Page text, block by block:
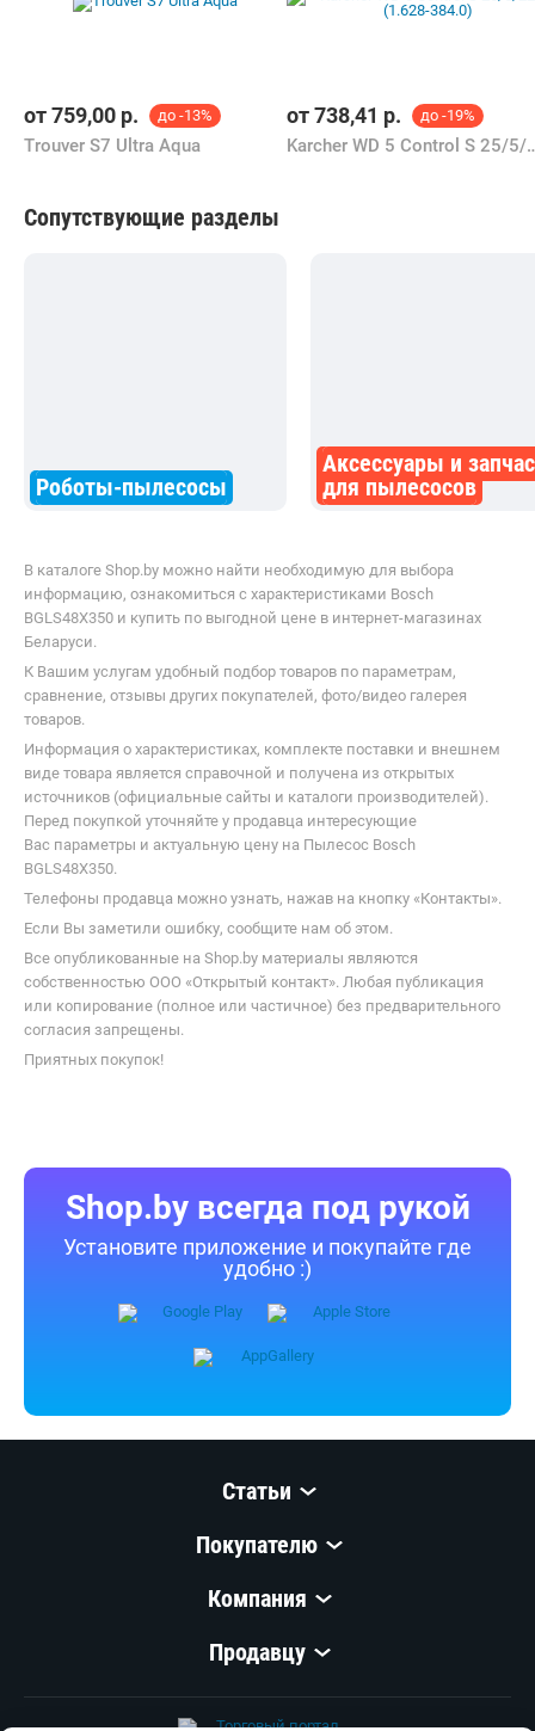
от759,00 р. до -13%
Trouver S7 Ultra Aqua
от738,41 р. до -19%
Karcher WD 5
Сопутствующие разделы
Роботы-пылесосы
Аксессуары и
для пылесосов
В каталоге Shop.by можно найти необходимую для выбора
информацию, ознакомиться с характеристиками Bosch
BGLS48X350 и купить по выгодной цене в интернет-магазинах
Беларуси.
К Вашим услугам удобный подбор товаров по параметрам,
сравнение, отзывы других покупателей, фото/видео галерея
товаров.
Информация о характеристиках, комплекте поставки и внешнем
виде товара является справочной и получена из открытых
источников (официальные сайты и каталоги производителей).
Перед покупкой уточняйте у продавца интересующие
Вас параметры и актуальную цену на Пылесос Bosch
BGLS48X350.
Телефоны продавца можно узнать, нажав на кнопку «Контакты».
Если Вы заметили ошибку, сообщите нам об этом.
Все опубликованные на Shop.by материалы являются
собственностью ООО «Открытый контакт». Любая публикация
или копирование (полное или частичное) без предварительного
согласия запрещены.
Приятных покупок!
Shop.by всегда под рукой
Установите приложение и покупайте где
удобно :)
Статьи
Покупателю
Компания
Продавцу